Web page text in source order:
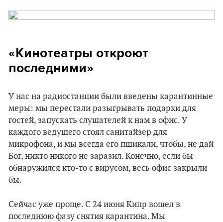
«Кинотеатры откроют
последними»
У нас на радиостанции были введены карантинные
меры: мы перестали разыгрывать подарки для
гостей, запускать слушателей к нам в офис. У
каждого ведущего стоял санитайзер для
микрофона, и мы всегда его пшикали, чтобы, не дай
Бог, никто никого не заразил. Конечно, если бы
обнаружился кто-то с вирусом, весь офис закрыли
бы.
Сейчас уже проще. С 24 июня Кипр вошел в
последнюю фазу снятия карантина. Мы